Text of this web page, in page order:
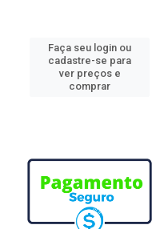
Faça seu login ou
cadastre-se para
ver preços e
comprar